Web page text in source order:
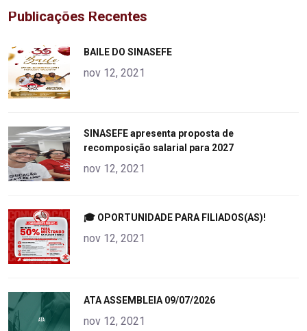
Publicações Recentes
alt="product">
BAILE DO SINASEFE
nov 12, 2021
alt="product">
SINASEFE apresenta proposta de
recomposição salarial para 2027
nov 12, 2021
alt="product">
🎓 OPORTUNIDADE PARA FILIADOS(AS)!
nov 12, 2021
alt="product">
ATA ASSEMBLEIA 09/07/2026
nov 12, 2021